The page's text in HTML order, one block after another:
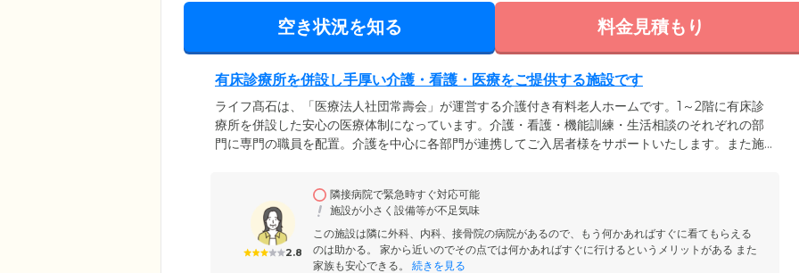
空き状況を知る 料金見積もり
有床診療所を併設し手厚い介護・看護・医療をご提供する施設です
ライフ髙石は、「医療法人社団常壽会」が運営する介護付き有料老人ホームです。1～2階に有床診
療所を併設した安心の医療体制になっています。介護・看護・機能訓練・生活相談のそれぞれの部
門に専門の職員を配置。介護を中心に各部門が連携してご入居者様をサポートいたします。また施
合は、2階の病棟に入院することができます。日常の健康管理から、もしものときまで、当施設はご
入居者様に安心な暮らしをご提供いたします。
2.8
隣接病院で緊急時すぐ対応可能
施設が小さく設備等が不足気味
この施設は隣に外科、内科、接骨院の病院があるので、もう何かあればすぐに看てもらえる
のは助かる。 家から近いのでその点では何かあればすぐに行けるというメリットがある また
家族も安心できる。
続きを見る